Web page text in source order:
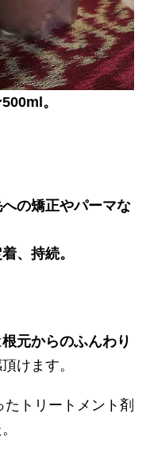
。
の矯正やパーマな
、持続。
根元からのふんわり
けます。
トリートメント剤